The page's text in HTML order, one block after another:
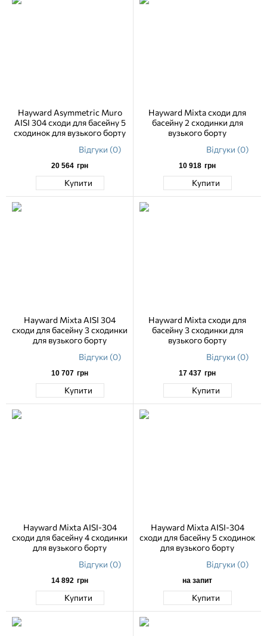
Hayward Asymmetric Muro
AISI 304 сходи для басейну 5
сходинок для вузького борту
Відгуки (0)
20 564 грн
Купити
Hayward Mixta сходи для
басейну 2 сходинки для
вузького борту
Відгуки (0)
10 918 грн
Купити
Hayward Mixta AISI 304
сходи для басейну 3 сходинки
для вузького борту
Відгуки (0)
10 707 грн
Купити
Hayward Mixta сходи для
басейну 3 сходинки для
вузького борту
Відгуки (0)
17 437 грн
Купити
Hayward Mixta AISI-304
сходи для басейну 4 сходинки
для вузького борту
Відгуки (0)
14 892 грн
Купити
Hayward Mixta AISI-304
сходи для басейну 5 сходинок
для вузького борту
Відгуки (0)
на запит
Купити